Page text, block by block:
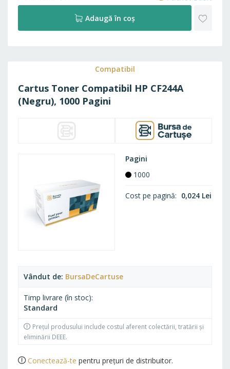
Adaugă în coș
Compatibil
Cartus Toner Compatibil HP CF244A
(Negru), 1000 Pagini
Vândut de BursaDeCartuse
Timp livrare (în stoc)
Standard
Prețul produsului include costul aferent colectării, tratării și
eliminării DEEE.
Pagini
1000
Cost pe pagină 0,024 Lei
Conectează-te pentru prețuri de distribuitor.